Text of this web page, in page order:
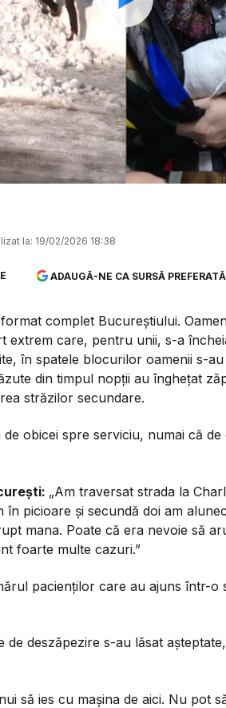
Watch
la: 19/02/2026 18:38
ADAUGĂ-NE CA SURSĂ
complet Bucureștiului.
extrem care, pentru unii, s-a
în spatele blocurilor oamenii s-
din timpul nopții au înghețat
străzilor secundare.
obicei spre serviciu, numai că
„Am traversat strada la
în picioare și secundă doi am
mana. Poate că era nevoie să
foarte multe cazuri.”
pacienților care au ajuns într-o
de deszăpezire s-au lăsat
să ies cu mașina de aici. Nu pot